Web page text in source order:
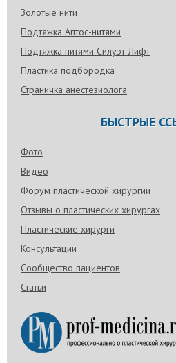
Золотые нити
Подтяжка Аптос-нитями
Подтяжка нитями Силуэт-Лифт
Пластика подбородка
Страничка анестезиолога
БЫСТРЫЕ
Фото
Видео
Форум пластической хирургии
Отзывы о пластических хирургах
Пластические хирурги
Консультации
Сообщество пациентов
Статьи